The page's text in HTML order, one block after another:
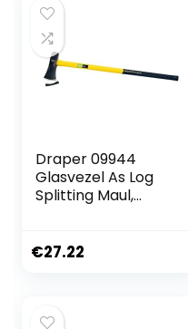
Draper 09944
Glasvezel As Log
Splitting Maul,
€27.22